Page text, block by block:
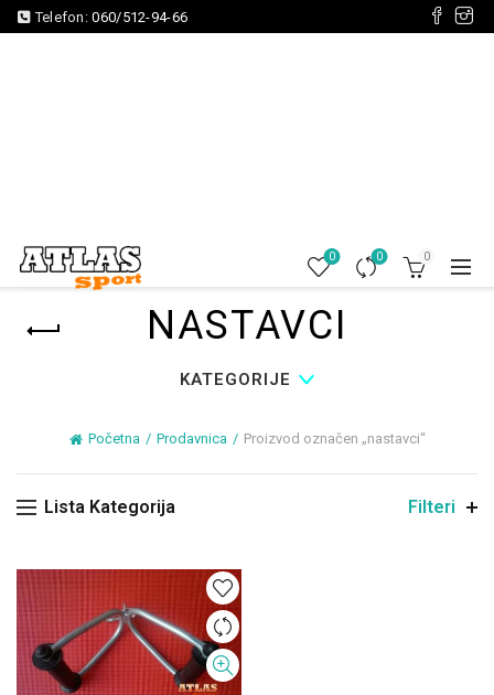
Telefon:060/512-94-66
0 0 0
NASTAVCI
KATEGORIJE
Početna Prodavnica Proizvod označen „nastavci“
Lista Kategorija Filteri